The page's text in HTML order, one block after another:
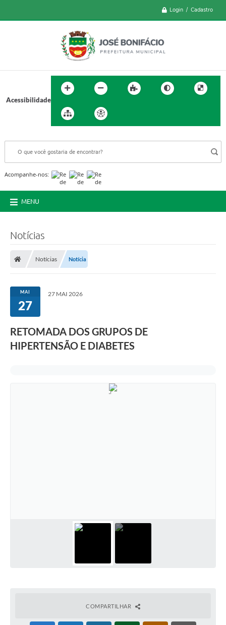
Login / Cadastro
Acessibilidade
Acompanhe-nos:
MENU
Notícias
Notícias Notícia
MAI
27
27 MAI 2026
RETOMADA DOS GRUPOS DE
HIPERTENSÃO E DIABETES
COMPARTILHAR